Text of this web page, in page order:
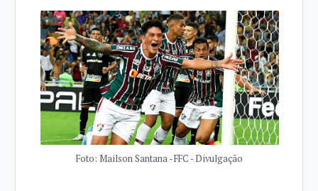
Foto: Mailson Santana - FFC - Divulgação